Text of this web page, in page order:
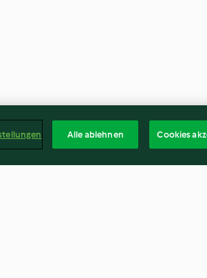
Alle ablehnen Cookies